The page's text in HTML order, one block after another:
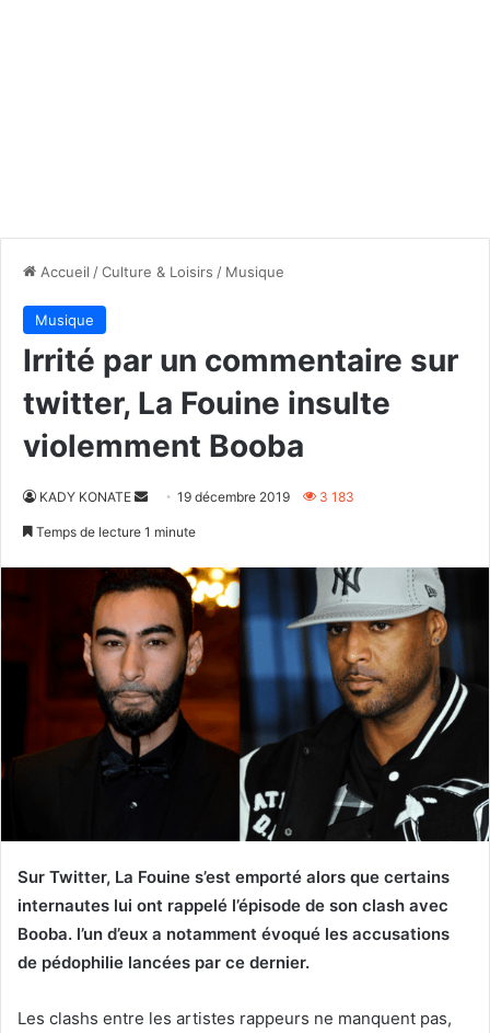
Accueil /Culture & Loisirs / Musique
Musique
Irrité par un commentaire sur
twitter, La Fouine insulte
violemment Booba
KADY KONATE
Envoyer19 décembre 2019 3 183
Temps de lecture 1 minute
Sur Twitter, La Fouine s’est emporté alors que certains
internautes lui ont rappelé l’épisode de son clash avec
Booba. l’un d’eux a notamment évoqué les accusations
de pédophilie lancées par ce dernier.
Les clashs entre les artistes rappeurs ne manquent pas,